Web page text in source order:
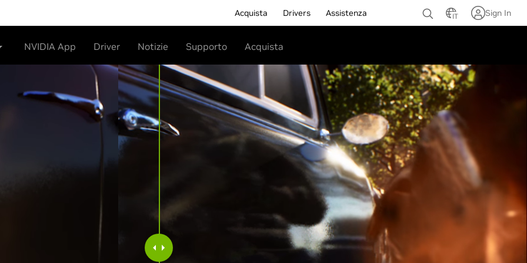
Acquista Drivers Assistenza IT Sign In
NVIDIA App Driver Notizie Supporto Acquista